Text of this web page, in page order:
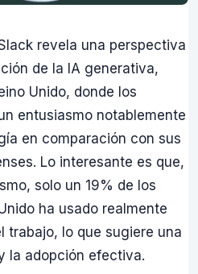
revela una perspectiva
de la IA generativa,
Unido, donde los
entusiasmo notablemente
en comparación con sus
Lo interesante es que,
solo un 19% de los
ha usado realmente
trabajo, lo que sugiere una
la adopción efectiva.